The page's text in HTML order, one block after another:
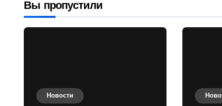
Вы пропустили
Новости